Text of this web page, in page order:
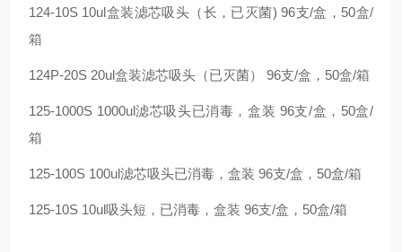
124-10S 10ul盒装滤芯吸头（长，已灭菌) 96支/盒，50盒/
箱
124P-20S 20ul盒装滤芯吸头（已灭菌） 96支/盒，50盒/箱
125-1000S 1000ul滤芯吸头已消毒，盒装 96支/盒，50盒/
箱
125-100S 100ul滤芯吸头已消毒，盒装 96支/盒，50盒/箱
125-10S 10ul吸头短，已消毒，盒装 96支/盒，50盒/箱